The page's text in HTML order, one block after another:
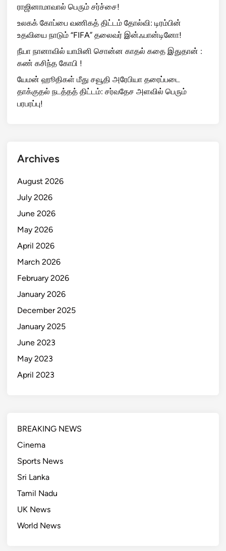
ராஜினாமாவால் பெரும் சர்ச்சை!
உலகக் கோப்பை வணிகத் திட்டம் தோல்வி: டிரம்பின்
உதவியை நாடும் “FIFA” தலைவர் இன்ஃபான்டினோ!
நீயா நானாவில் யாமினி சொன்ன காதல் கதை இதுதான் :
கண் கசிந்த கோபி !
யேமன் ஹூதிகள் மீது சவூதி அரேபியா தரைப்படை
தாக்குதல் நடத்தத் திட்டம்: சர்வதேச அளவில் பெரும்
பரபரப்பு!
Archives
August 2026
July 2026
June 2026
May 2026
April 2026
March 2026
February 2026
January 2026
December 2025
January 2025
June 2023
May 2023
April 2023
BREAKING NEWS
Cinema
Sports News
Sri Lanka
Tamil Nadu
UK News
World News